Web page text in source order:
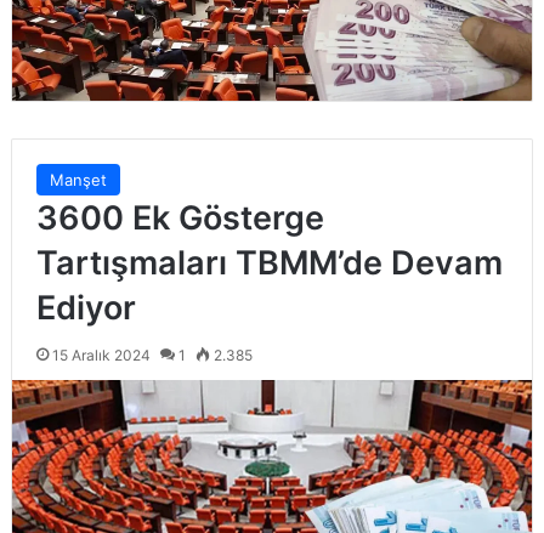
Manşet
3600 Ek Gösterge
Tartışmaları TBMM’de Devam
Ediyor
15 Aralık 2024 1 2.385